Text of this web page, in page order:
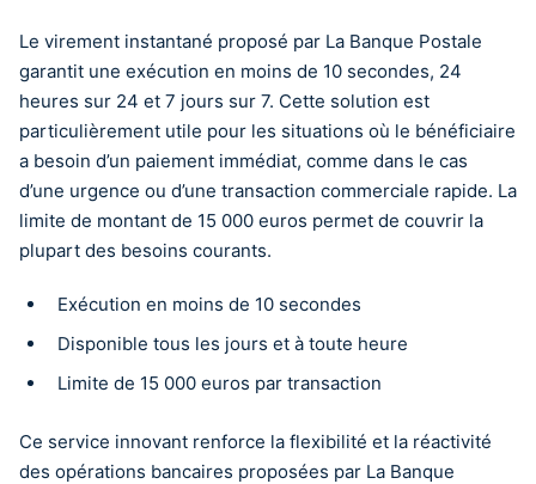
Le virement instantané proposé par La Banque Postale
garantit une exécution en moins de 10 secondes, 24
heures sur 24 et 7 jours sur 7. Cette solution est
particulièrement utile pour les situations où le bénéficiaire
a besoin d’un paiement immédiat, comme dans le cas
d’une urgence ou d’une transaction commerciale rapide. La
limite de montant de 15 000 euros permet de couvrir la
plupart des besoins courants.
Exécution en moins de 10 secondes
Disponible tous les jours et à toute heure
Limite de 15 000 euros par transaction
Ce service innovant renforce la flexibilité et la réactivité
des opérations bancaires proposées par La Banque